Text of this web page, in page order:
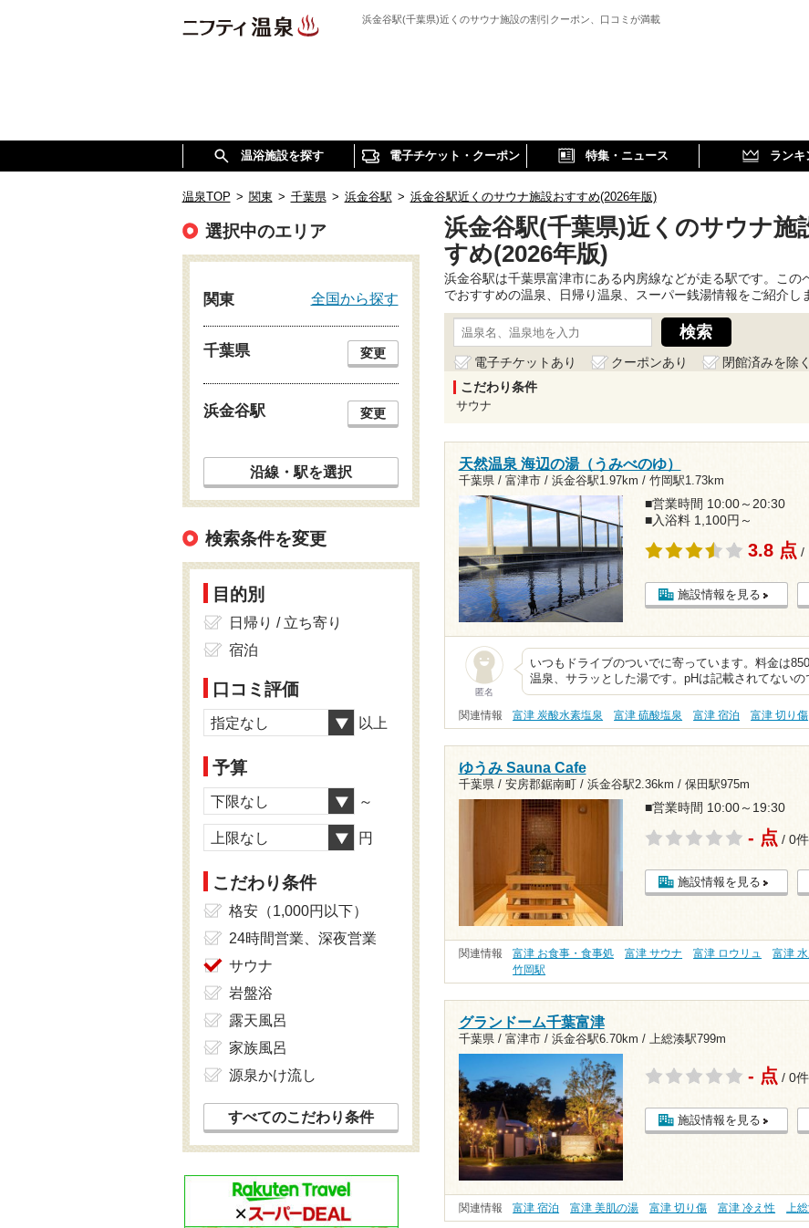
浜金谷駅(千葉県)近くのサウナ施設の割引クーポン、口コミが満載
温浴施設を探す 電子チケット・クーポン 特集・ニュース ランキ
温泉TOP > 関東 > 千葉県 > 浜金谷駅 > 浜金谷駅近くのサウナ施設おすすめ(2026年版)
浜金谷駅(千葉県)近くのサウナ施
すめ(2026年版)
浜金谷駅は千葉県富津市にある内房線などが走る駅です。こ
でおすすめの温泉、日帰り温泉、スーパー銭湯情報をご紹介し
電子チケットあり クーポンあり
閉館済みを除く
こだわり条件
サウナ
天然温泉 海辺の湯（うみべのゆ）
千葉県 / 富津市 / 浜金谷駅1.97km / 竹岡駅1.73km
■営業時間 10:00～20:30
■入浴料 1,100円～
3.8 点 /
施設情報を見る
匿名
いつもドライブのついでに寄っています。料金は
温泉、サラッとした湯です。pHは記載されてない
関連情報 富津 炭酸水素塩泉 富津 硫酸塩泉 富津 宿泊 富津 切り傷
ゆうみ Sauna Cafe
千葉県 / 安房郡鋸南町 / 浜金谷駅2.36km / 保田駅975m
■営業時間 10:00～19:30
- 点 / 0件
施設情報を見る
関連情報 富津 お食事・食事処 富津 サウナ 富津 ロウリュ 富津
竹岡駅
グランドーム千葉富津
千葉県 / 富津市 / 浜金谷駅6.70km / 上総湊駅799m
- 点 / 0件
施設情報を見る
関連情報 富津 宿泊 富津 美肌の湯 富津 切り傷 富津 冷え性 上
選択中のエリア
関東 全国から探す
千葉県 変更
浜金谷駅 変更
沿線・駅を選択
検索条件を変更
目的別
日帰り / 立ち寄り
宿泊
口コミ評価
指定なし 以上
予算
下限なし ～
上限なし 円
こだわり条件
格安（1,000円以下）
24時間営業、深夜営業
サウナ
岩盤浴
露天風呂
家族風呂
源泉かけ流し
すべてのこだわり条件